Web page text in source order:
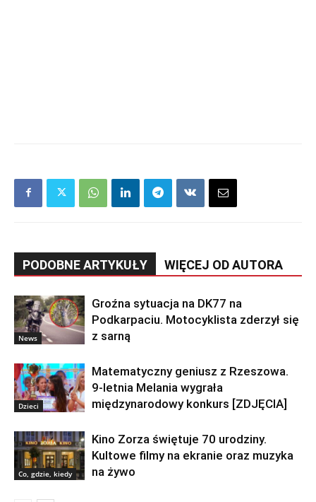
PODOBNE ARTYKUŁY WIĘCEJ OD AUTORA
News
Groźna sytuacja na DK77 na
Podkarpaciu. Motocyklista zderzył się
z sarną
Dzieci
Matematyczny geniusz z Rzeszowa.
9-letnia Melania wygrała
międzynarodowy konkurs [ZDJĘCIA]
Co, gdzie, kiedy
Kino Zorza świętuje 70 urodziny.
Kultowe filmy na ekranie oraz muzyka
na żywo